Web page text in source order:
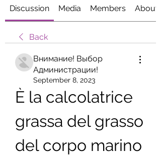
Discussion Media Members About
Back
Внимание! Выбор
Администрации!
September 8, 2023
È la calcolatrice
grassa del grasso
del corpo marino